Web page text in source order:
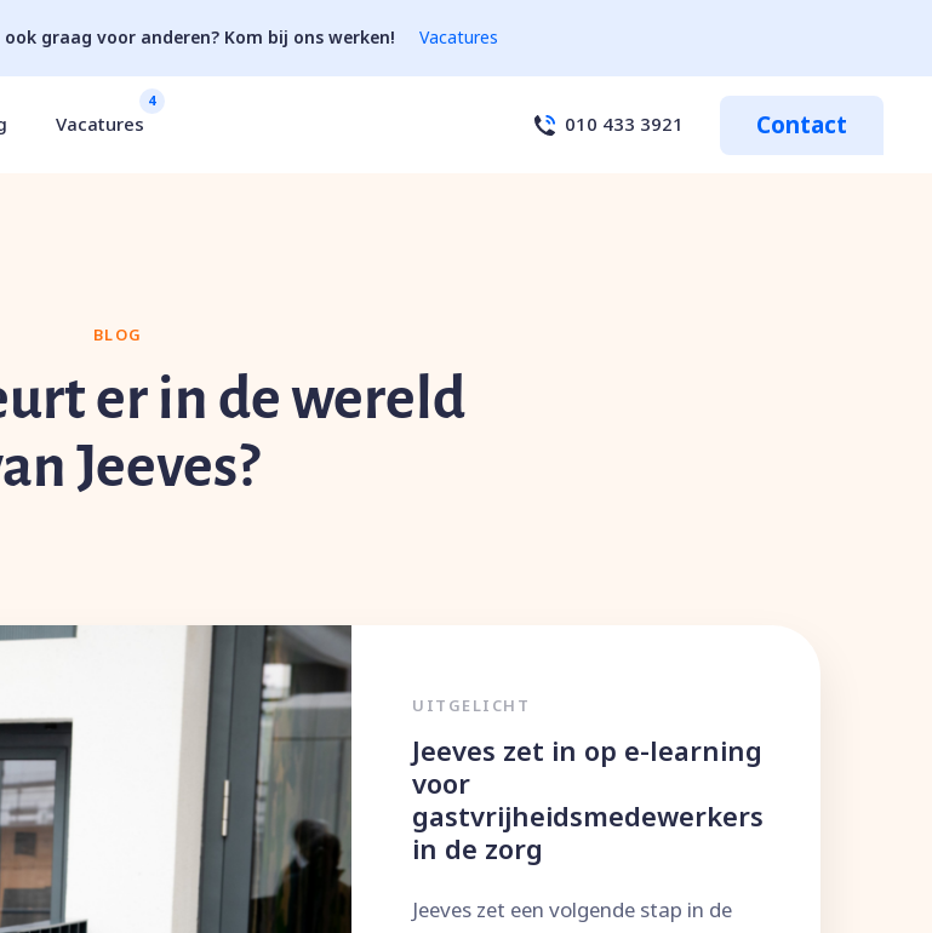
graag voor anderen? Kom bij ons werken! Vacatures
Vacatures
4
010 433 3921 Contact
BLOG
er in de wereld
Jeeves?
UITGELICHT
Jeeves zet in op e-learning
voor
gastvrijheidsmedewerkers
in de zorg
Jeeves zet een volgende stap in de